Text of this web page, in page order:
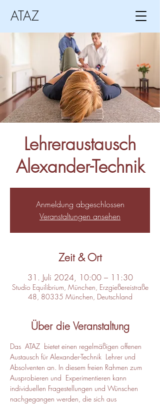
ATAZ
Lehreraustausch
Alexander-Technik
Anmeldung abgeschlossen
Veranstaltungen ansehen
Zeit & Ort
31. Juli 2024, 10:00 – 11:30
Studio Equilibrium, München, Erzgießereistraße
48, 80335 München, Deutschland
Über die Veranstaltung
Das  ATAZ  bietet einen regelmäßigen offenen
Austausch für Alexander-Technik  Lehrer und
Absolventen an. In diesem freien Rahmen zum
Ausprobieren und  Experimentieren kann
individuellen Fragestellungen und Wünschen
nachgegangen werden, die sich aus